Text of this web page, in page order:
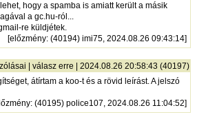
hogy a spamba is amiatt került a másik
a gc.hu-ról...
re küldjétek.
[előzmény: (40194) imi75, 2024.08.26 09:43:14]
|válasz erre | 2024.08.26 20:58:43 (40197)
átírtam a koo-t és a rövid leírást. A jelszó
: (40195) police107, 2024.08.26 11:04:52]